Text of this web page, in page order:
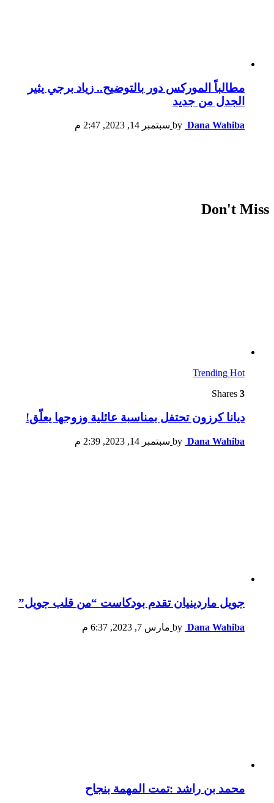
مطالباً الموركس دور بالتوضيح.. زياد برجي يثير
الجدل من جديد
by Dana Wahiba سبتمبر 14, 2023, 2:47 م
Don't Miss
Trending Hot
3
ديانا كرزون تحتفل بمناسبة عائلية وزوجها يعلّق!
by Dana Wahiba سبتمبر 14, 2023, 2:39 م
جويل ماردينيان تقدم بودكاست “من قلب جويل”
by Dana Wahiba مارس 7, 2023, 6:37 م
محمد بن راشد :تمت المهمة بنجاح